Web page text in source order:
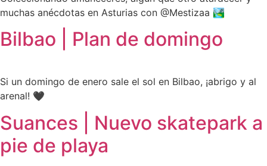
muchas anécdotas en Asturias con @Mestizaa 🏞️
Bilbao | Plan de domingo
Si un domingo de enero sale el sol en Bilbao, ¡abrigo y al
arenal! 🖤
Suances | Nuevo skatepark a
pie de playa